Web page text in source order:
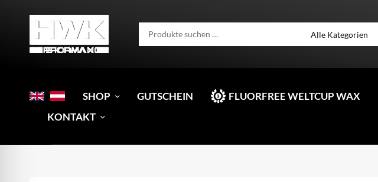
SHOP GUTSCHEIN FLUORFREE WELTCUP WAX
KONTAKT